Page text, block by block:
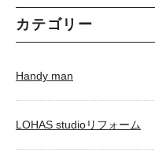
カテゴリー
Handy man
LOHAS studioリフォーム